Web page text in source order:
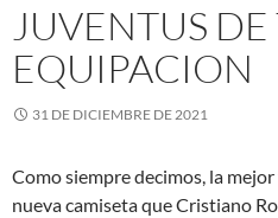
JUVENTUS
EQUIPACION
31 DE DICIEMBRE DE 2021
Como siempre decimos, la
nueva camiseta que Cristiano